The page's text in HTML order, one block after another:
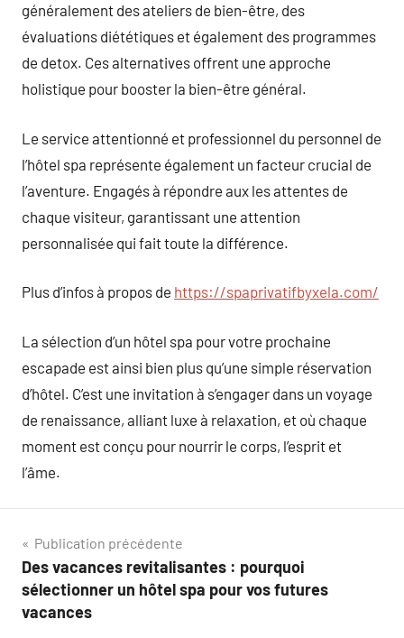
généralement des ateliers de bien-être, des
évaluations diététiques et également des programmes
de detox. Ces alternatives offrent une approche
holistique pour booster la bien-être général.
Le service attentionné et professionnel du personnel de
l’hôtel spa représente également un facteur crucial de
l’aventure. Engagés à répondre aux les attentes de
chaque visiteur, garantissant une attention
personnalisée qui fait toute la différence.
Plus d’infos à propos de https://spaprivatifbyxela.com/
La sélection d’un hôtel spa pour votre prochaine
escapade est ainsi bien plus qu’une simple réservation
d’hôtel. C’est une invitation à s’engager dans un voyage
de renaissance, alliant luxe à relaxation, et où chaque
moment est conçu pour nourrir le corps, l’esprit et
l’âme.
Navigation
de
l’article
Publication précédente
Des vacances revitalisantes : pourquoi
sélectionner un hôtel spa pour vos futures
vacances